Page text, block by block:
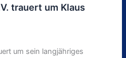
trauert um Klaus
um sein langjähriges